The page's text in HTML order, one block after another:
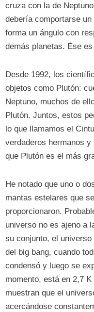
cruza con la de
debería comportarse
forma un ángulo con
demás planetas. Ése
Desde 1992, los
objetos como Plutón:
Neptuno, muchos de
Plutón. Juntos, estos
lo que llamamos el
verdaderos hermanos
que Plutón es el más
He notado que uno o
mantas estelares que
proporcionaron.
universo no es ajeno a
su conjunto, el
del big bang, cuando
condensó y luego se
momento, está en 2,7
muestran que el
acercándose